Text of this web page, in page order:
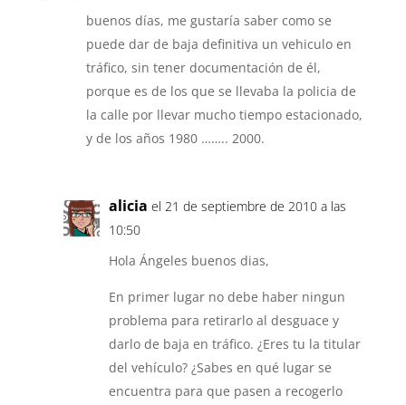
buenos días, me gustaría saber como se
puede dar de baja definitiva un vehiculo en
tráfico, sin tener documentación de él,
porque es de los que se llevaba la policia de
la calle por llevar mucho tiempo estacionado,
y de los años 1980 …….. 2000.
alicia el 21 de septiembre de 2010 a las
10:50
Hola Ángeles buenos dias,
En primer lugar no debe haber ningun
problema para retirarlo al desguace y
darlo de baja en tráfico. ¿Eres tu la titular
del vehículo? ¿Sabes en qué lugar se
encuentra para que pasen a recogerlo